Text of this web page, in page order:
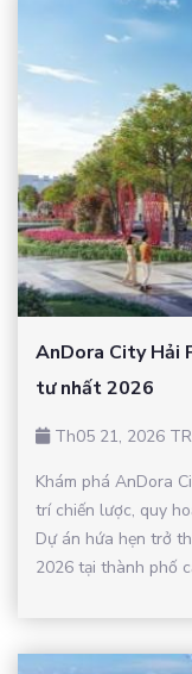
AnDora City Hải
tư nhất 2026
Th05 21, 2026
Khám phá AnDora
trí chiến lược, quy
Dự án hứa hẹn trở
2026 tại thành phố